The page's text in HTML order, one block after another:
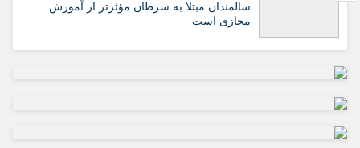
سالمندان مبتلا به سرطان مؤثرتر از آموزش
مجازی است